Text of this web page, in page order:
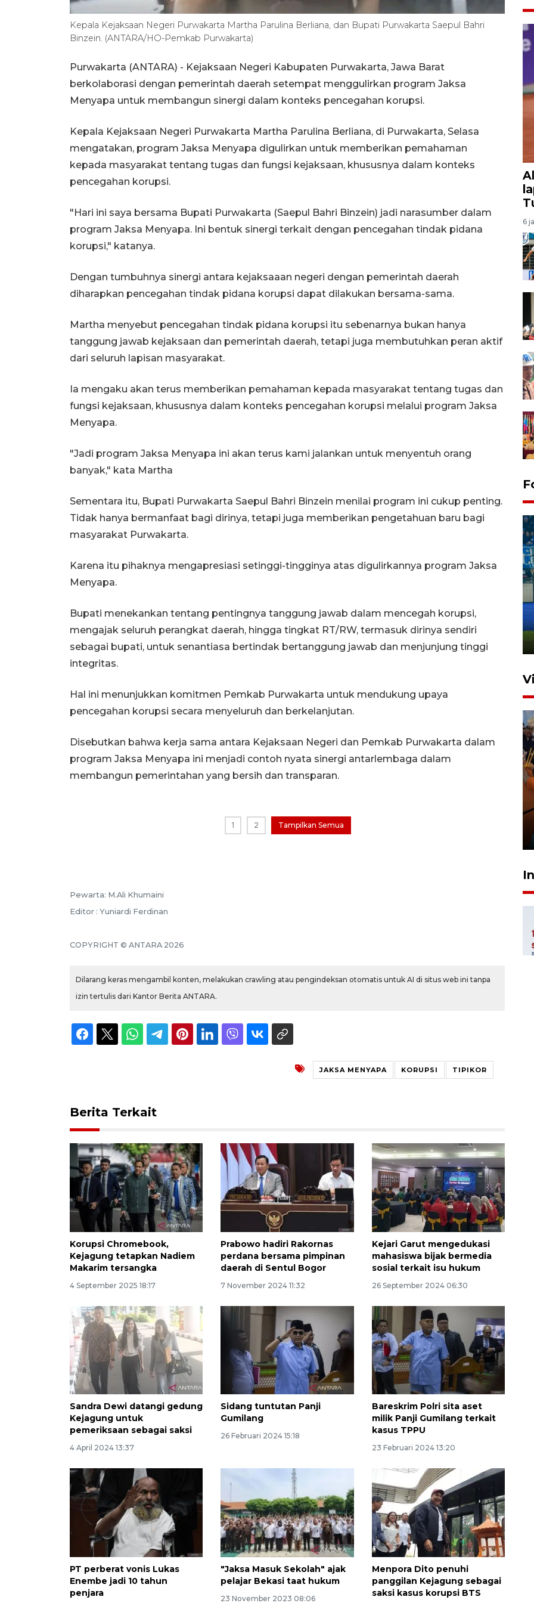
Kepala Kejaksaan Negeri Purwakarta Martha Parulina Berliana, dan Bupati Purwakarta Saepul Bahri
Binzein. (ANTARA/HO-Pemkab Purwakarta)
Purwakarta (ANTARA) - Kejaksaan Negeri Kabupaten Purwakarta, Jawa Barat
berkolaborasi dengan pemerintah daerah setempat menggulirkan program Jaksa
Menyapa untuk membangun sinergi dalam konteks pencegahan korupsi.
Kepala Kejaksaan Negeri Purwakarta Martha Parulina Berliana, di Purwakarta, Selasa
mengatakan, program Jaksa Menyapa digulirkan untuk memberikan pemahaman
kepada masyarakat tentang tugas dan fungsi kejaksaan, khususnya dalam konteks
pencegahan korupsi.
"Hari ini saya bersama Bupati Purwakarta (Saepul Bahri Binzein) jadi narasumber dalam
program Jaksa Menyapa. Ini bentuk sinergi terkait dengan pencegahan tindak pidana
korupsi," katanya.
Dengan tumbuhnya sinergi antara kejaksaaan negeri dengan pemerintah daerah
diharapkan pencegahan tindak pidana korupsi dapat dilakukan bersama-sama.
Martha menyebut pencegahan tindak pidana korupsi itu sebenarnya bukan hanya
tanggung jawab kejaksaan dan pemerintah daerah, tetapi juga membutuhkan peran aktif
dari seluruh lapisan masyarakat.
Ia mengaku akan terus memberikan pemahaman kepada masyarakat tentang tugas dan
fungsi kejaksaan, khususnya dalam konteks pencegahan korupsi melalui program Jaksa
Menyapa.
"Jadi program Jaksa Menyapa ini akan terus kami jalankan untuk menyentuh orang
banyak," kata Martha
Sementara itu, Bupati Purwakarta Saepul Bahri Binzein menilai program ini cukup penting.
Tidak hanya bermanfaat bagi dirinya, tetapi juga memberikan pengetahuan baru bagi
masyarakat Purwakarta.
Karena itu pihaknya mengapresiasi setinggi-tingginya atas digulirkannya program Jaksa
Menyapa.
Bupati menekankan tentang pentingnya tanggung jawab dalam mencegah korupsi,
mengajak seluruh perangkat daerah, hingga tingkat RT/RW, termasuk dirinya sendiri
sebagai bupati, untuk senantiasa bertindak bertanggung jawab dan menjunjung tinggi
integritas.
Hal ini menunjukkan komitmen Pemkab Purwakarta untuk mendukung upaya
pencegahan korupsi secara menyeluruh dan berkelanjutan.
Disebutkan bahwa kerja sama antara Kejaksaan Negeri dan Pemkab Purwakarta dalam
program Jaksa Menyapa ini menjadi contoh nyata sinergi antarlembaga dalam
membangun pemerintahan yang bersih dan transparan.
1 2 Tampilkan Semua
Pewarta: M.Ali Khumaini
Editor : Yuniardi Ferdinan
COPYRIGHT © ANTARA 2026
Dilarang keras mengambil konten, melakukan crawling atau pengindeksan otomatis untuk AI di situs web ini tanpa
izin tertulis dari Kantor Berita ANTARA.
JAKSA MENYAPA KORUPSI TIPIKOR
Berita Terkait
Korupsi Chromebook,
Kejagung tetapkan Nadiem
Makarim tersangka
4 September 2025 18:17
Prabowo hadiri Rakornas
perdana bersama pimpinan
daerah di Sentul Bogor
7 November 2024 11:32
Kejari Garut mengedukasi
mahasiswa bijak bermedia
sosial terkait isu hukum
26 September 2024 06:30
Sandra Dewi datangi gedung
Kejagung untuk
pemeriksaan sebagai saksi
4 April 2024 13:37
Sidang tuntutan Panji
Gumilang
26 Februari 2024 15:18
Bareskrim Polri sita aset
milik Panji Gumilang terkait
kasus TPPU
23 Februari 2024 13:20
PT perberat vonis Lukas
Enembe jadi 10 tahun
penjara
"Jaksa Masuk Sekolah" ajak
pelajar Bekasi taat hukum
23 November 2023 08:06
Menpora Dito penuhi
panggilan Kejagung sebagai
saksi kasus korupsi BTS
6
dan manajerial SPPI di
Balikpapan
Presiden
29 Juli 2026 01:36
Ekonomi triwulan II-2026
tumbuh 5,29 persen
2026-08-06 18:45:00